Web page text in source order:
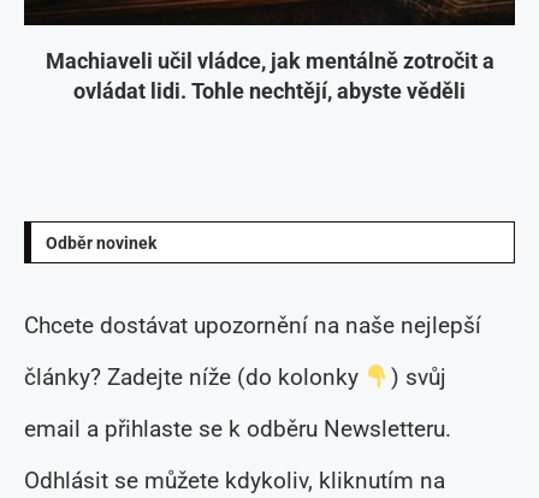
Machiaveli učil vládce, jak mentálně zotročit a
ovládat lidi. Tohle nechtějí, abyste věděli
Odběr novinek
Chcete dostávat upozornění na naše nejlepší
články? Zadejte níže (do kolonky
) svůj
email a přihlaste se k odběru Newsletteru.
Odhlásit se můžete kdykoliv, kliknutím na